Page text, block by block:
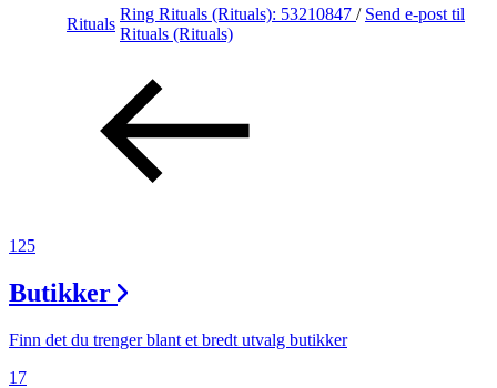
Åpningstider
Praktisk informasjon
Gavekort
Finn frem
Rituals
Ring Rituals (Rituals): 53210847 / Send e-post til
Rituals (Rituals)
125
Butikker
Finn det du trenger blant et bredt utvalg butikker
17